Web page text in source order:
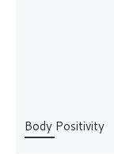
Body Positivity